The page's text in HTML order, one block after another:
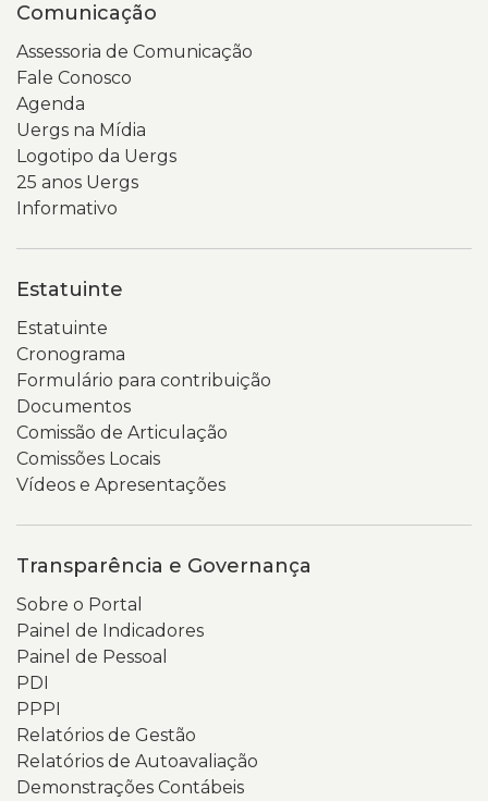
Comunicação
Assessoria de Comunicação
Fale Conosco
Agenda
Uergs na Mídia
Logotipo da Uergs
25 anos Uergs
Informativo
Estatuinte
Estatuinte
Cronograma
Formulário para contribuição
Documentos
Comissão de Articulação
Comissões Locais
Vídeos e Apresentações
Transparência e Governança
Sobre o Portal
Painel de Indicadores
Painel de Pessoal
PDI
PPPI
Relatórios de Gestão
Relatórios de Autoavaliação
Demonstrações Contábeis